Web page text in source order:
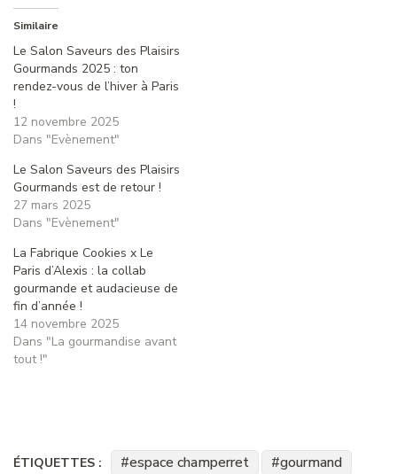
Similaire
Le Salon Saveurs des Plaisirs
Gourmands 2025 : ton
rendez-vous de l’hiver à Paris
!
12 novembre 2025
Dans "Evènement"
Le Salon Saveurs des Plaisirs
Gourmands est de retour !
27 mars 2025
Dans "Evènement"
La Fabrique Cookies x Le
Paris d’Alexis : la collab
gourmande et audacieuse de
fin d’année !
14 novembre 2025
Dans "La gourmandise avant
tout !"
ÉTIQUETTES : espace champerret
gourmand